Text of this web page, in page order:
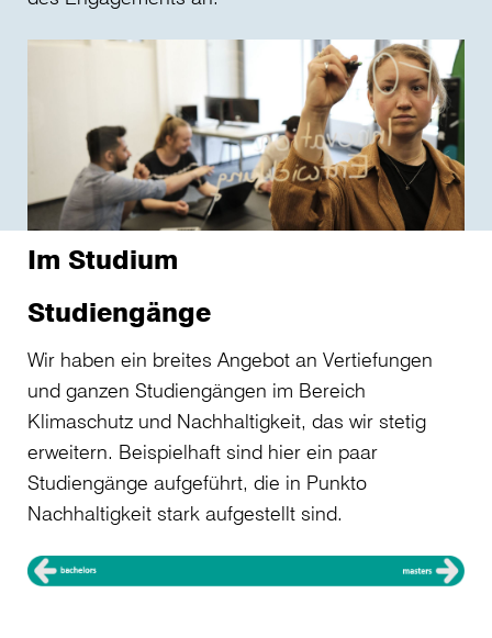
Im Studium
Studiengänge
Wir haben ein breites Angebot an Vertiefungen
und ganzen Studiengängen im Bereich
Klimaschutz und Nachhaltigkeit, das wir stetig
erweitern. Beispielhaft sind hier ein paar
Studiengänge aufgeführt, die in Punkto
Nachhaltigkeit stark aufgestellt sind.